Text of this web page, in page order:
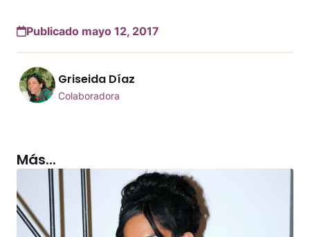
Publicado mayo 12, 2017
Griseida Díaz
Colaboradora
Más...